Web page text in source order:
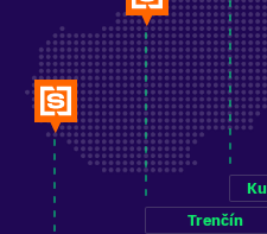
Trenčín